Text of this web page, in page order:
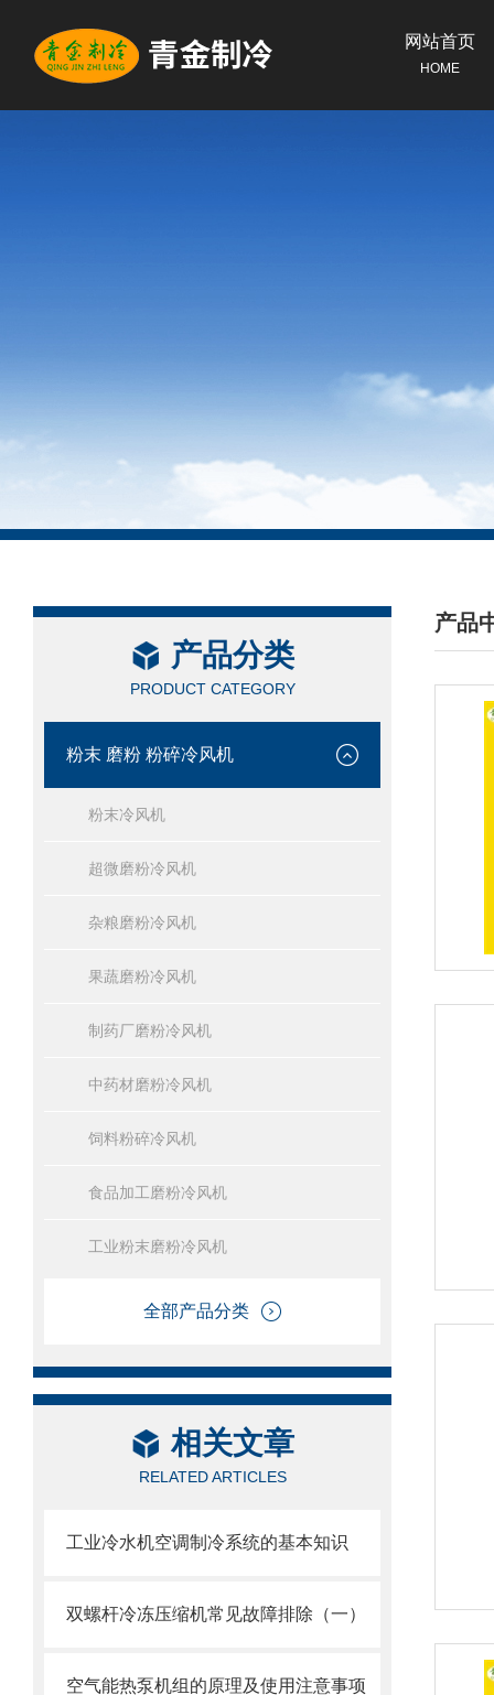
网站首页
HOME
产品分类
PRODUCT CATEGORY
粉末 磨粉 粉碎冷风机
粉末冷风机
超微磨粉冷风机
杂粮磨粉冷风机
果蔬磨粉冷风机
制药厂磨粉冷风机
中药材磨粉冷风机
饲料粉碎冷风机
食品加工磨粉冷风机
工业粉末磨粉冷风机
全部产品分类
相关文章
RELATED ARTICLES
工业冷水机空调制冷系统的基本知识
双螺杆冷冻压缩机常见故障排除（一）
空气能热泵机组的原理及使用注意事项
产品
/